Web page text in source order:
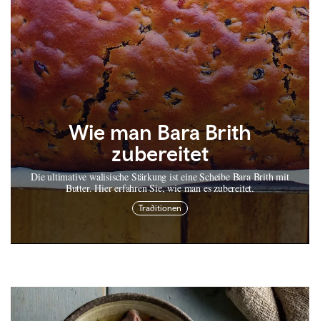
Wie man Bara Brith
zubereitet
Die ultimative walisische Stärkung ist eine Scheibe Bara Brith mit
Butter. Hier erfahren Sie, wie man es zubereitet.
Traditionen